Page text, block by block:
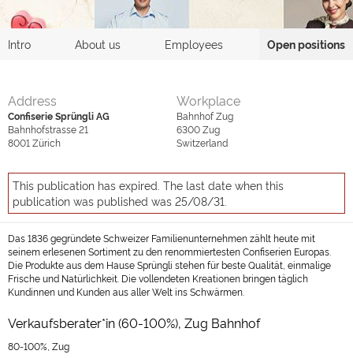
Intro About us Employees Open positions
Address
Confiserie Sprüngli AG
Bahnhofstrasse 21
8001 Zürich
Workplace
Bahnhof Zug
6300Zug
Switzerland
This publication has expired. The last date when this
publication was published was 25/08/31.
Das 1836 gegründete Schweizer Familienunternehmen zählt heute mit
seinem erlesenen Sortiment zu den renommiertesten Confiserien Europas.
Die Produkte aus dem Hause Sprüngli stehen für beste Qualität, einmalige
Frische und Natürlichkeit. Die vollendeten Kreationen bringen täglich
Kundinnen und Kunden aus aller Welt ins Schwärmen.
Verkaufsberater*in (60-100%), Zug Bahnhof
80-100%, Zug